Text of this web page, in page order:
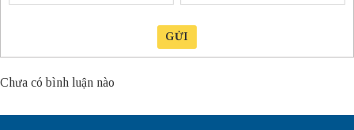
GỬI
Chưa có bình luận nào